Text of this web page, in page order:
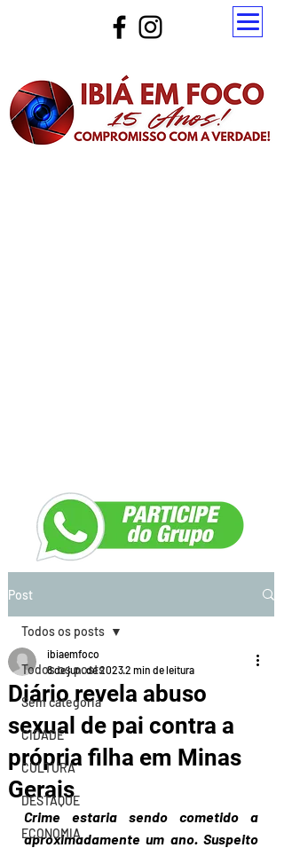
Post
Todos os posts
Sem categoria
CIDADE
CULTURA
DESTAQUE
ECONOMIA
Todos os posts
Diário revela abuso
sexual de pai contra a
própria filha em Minas
Gerais
ibiaemfoco
8 de jun. de 20232 min de leitura
Crime estaria sendo cometido a
aproximadamente um ano. Suspeito